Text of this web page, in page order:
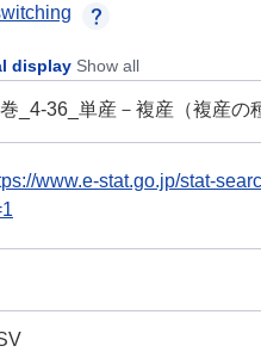
display Show all
巻_4-36_単産－複産（複産
www.e-stat.go.jp/stat-